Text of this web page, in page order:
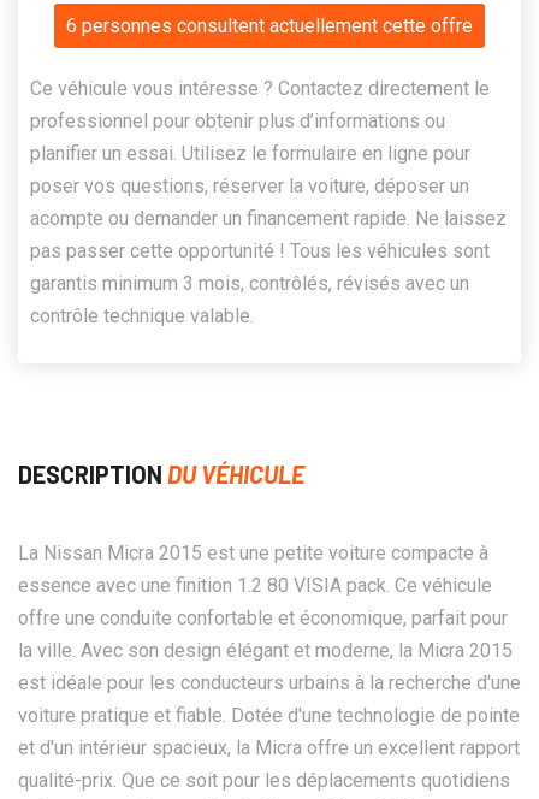
6 personnes consultent actuellement cette offre
Ce véhicule vous intéresse ? Contactez directement le
professionnel pour obtenir plus d’informations ou
planifier un essai. Utilisez le formulaire en ligne pour
poser vos questions, réserver la voiture, déposer un
acompte ou demander un financement rapide. Ne laissez
pas passer cette opportunité ! Tous les véhicules sont
garantis minimum 3 mois, contrôlés, révisés avec un
contrôle technique valable.
DESCRIPTION DU VÉHICULE
La Nissan Micra 2015 est une petite voiture compacte à
essence avec une finition 1.2 80 VISIA pack. Ce véhicule
offre une conduite confortable et économique, parfait pour
la ville. Avec son design élégant et moderne, la Micra 2015
est idéale pour les conducteurs urbains à la recherche d'une
voiture pratique et fiable. Dotée d'une technologie de pointe
et d'un intérieur spacieux, la Micra offre un excellent rapport
qualité-prix. Que ce soit pour les déplacements quotidiens